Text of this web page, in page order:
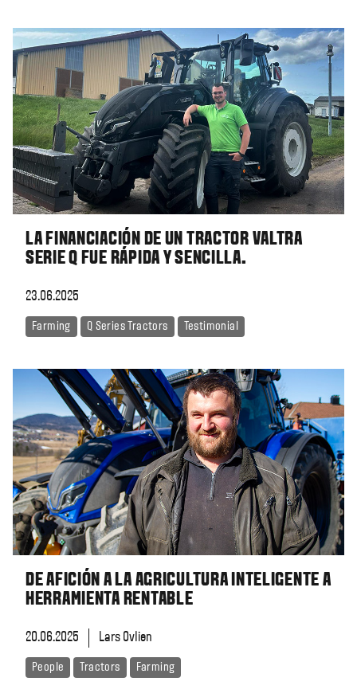
LA FINANCIACIÓN DE UN TRACTOR VALTRA
SERIE Q FUE RÁPIDA Y SENCILLA.
23.06.2025
Farming Q Series Tractors Testimonial
DE AFICIÓN A LA AGRICULTURA INTELIGENTE A
HERRAMIENTA RENTABLE
20.06.2025 Lars Ovlien
People Tractors Farming